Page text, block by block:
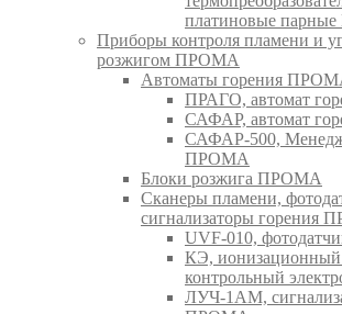
платиновые
Приборы контроля пламени и
розжигом ПРОМА
Автоматы горения
ПРАГО, автомат
САФАР, автомат
САФАР-500,
ПРОМА
Блоки розжига ПРОМА
Сканеры пламени,
сигнализаторы горения
UVF-010,
КЭ, ионизационный
контрольный
ЛУЧ-1АМ,